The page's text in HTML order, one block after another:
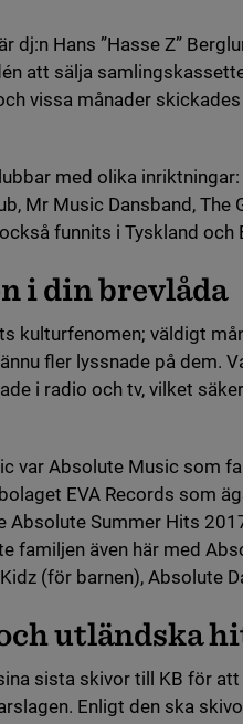
dj:n Hans ”Hasse Z”
att sälja
vissa månader
med olika
Mr Music Dansband, The
funnits i Tyskland och
i din brevlåda
kulturfenomen; väldigt
fler lyssnade på dem.
i radio och tv, vilket
var Absolute Music som
EVA Records som
Absolute Summer Hits
familjen även här med
(för barnen), Absolute
utländska
sista skivor till KB för
Enligt den ska